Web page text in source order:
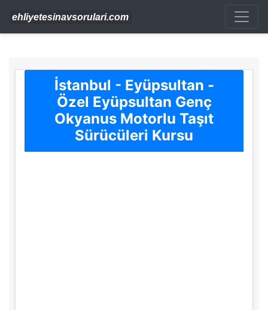
İstanbul - Eyüpsultan -
Özel Eyüpsultan Genç
Okyanus Motorlu Taşıt
Sürücüleri Kursu